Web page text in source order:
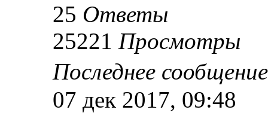
25 Ответы
25221 Просмотры
Последнее
07 дек 2017, 09:48